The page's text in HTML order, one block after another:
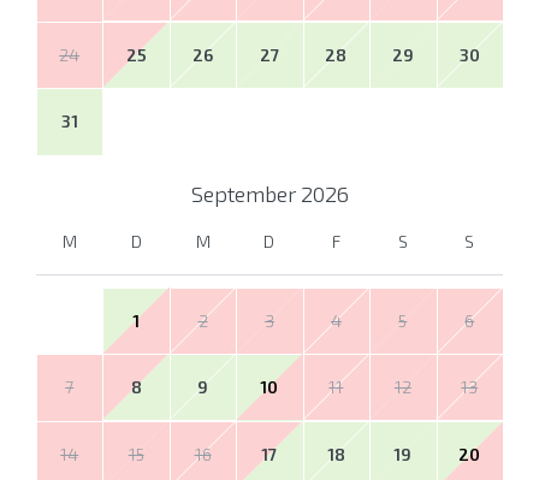
24 25 26 27 28 29 30
31
September 2026
M D M D F S S
1 2 3 4 5 6
7 8 9 10 11 12 13
14 15 16 17 18 19 20